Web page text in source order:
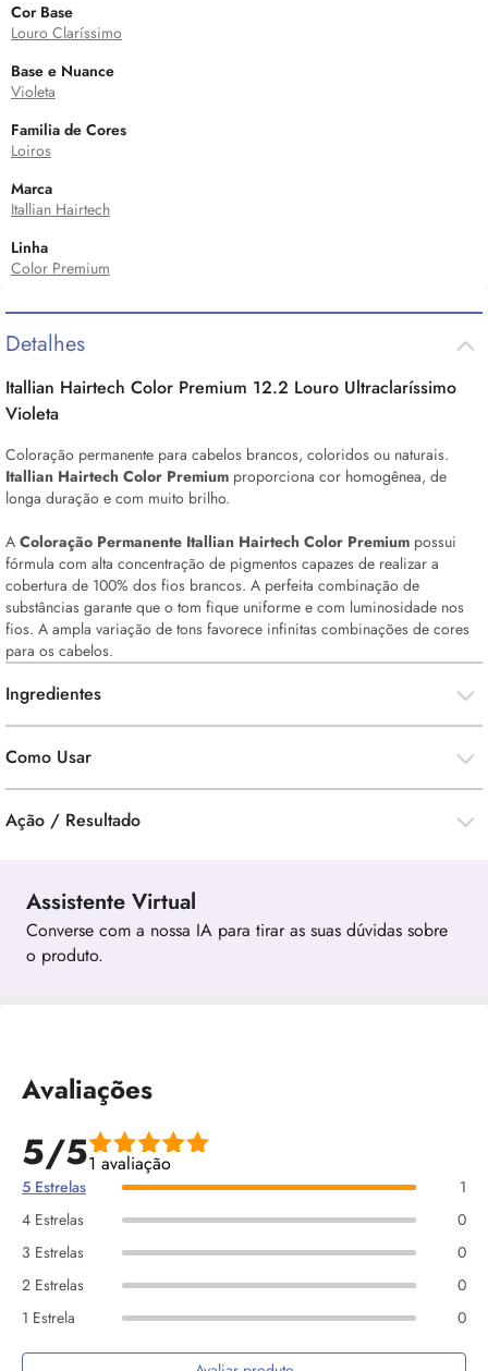
Cor Base
Louro Claríssimo
Base e Nuance
Violeta
Familia de Cores
Loiros
Marca
Itallian Hairtech
Linha
Color Premium
Detalhes
Itallian Hairtech Color Premium 12.2 Louro Ultraclaríssimo
Violeta
Coloração permanente para cabelos brancos, coloridos ou naturais.
Itallian Hairtech Color Premium proporciona cor homogênea, de
longa duração e com muito brilho.
A Coloração Permanente Itallian Hairtech Color Premium possui
fórmula com alta concentração de pigmentos capazes de realizar a
cobertura de 100% dos fios brancos. A perfeita combinação de
substâncias garante que o tom fique uniforme e com luminosidade nos
fios. A ampla variação de tons favorece infinitas combinações de cores
para os cabelos.
Ingredientes
Como Usar
Ação / Resultado
Assistente Virtual
Converse com a nossa IA para tirar as suas dúvidas sobre
o produto.
Avaliações
5/51 avaliação
5 Estrelas
1
4 Estrelas
0
3 Estrelas
0
2 Estrelas
0
1 Estrela
0